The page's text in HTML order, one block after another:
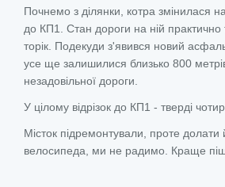
Почнемо з ділянки, котра змінилася
до КП1. Стан дороги на ній
торік. Подекуди з'явився новий
усе ще залишилися близько 800
незадовільної дороги.
У цілому відрізок до КП1 - тверді
Місток підремонтували, проте долати
велосипеда, ми не радимо. Краще